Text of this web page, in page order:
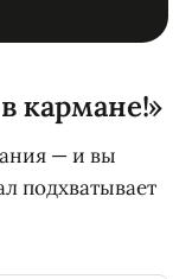
кармане!»
— и вы
подхватывает